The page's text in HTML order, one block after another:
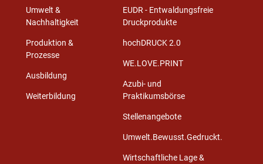
Umwelt &
Nachhaltigkeit
Produktion &
Prozesse
Ausbildung
Weiterbildung
EUDR - Entwaldungsfreie
Druckprodukte
hochDRUCK 2.0
WE.LOVE.PRINT
Azubi- und
Praktikumsbörse
Stellenangebote
Umwelt.Bewusst.Gedruckt.
Wirtschaftliche Lage &